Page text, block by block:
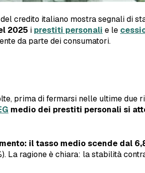
credito italiano mostra segnali di
2025 i prestiti personali e le
da parte dei consumatori.
prima di fermarsi nelle ultime due
medio dei prestiti personali si
il tasso medio scende dal
ragione è chiara: la stabilità